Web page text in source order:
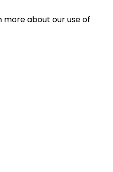
more about our use of